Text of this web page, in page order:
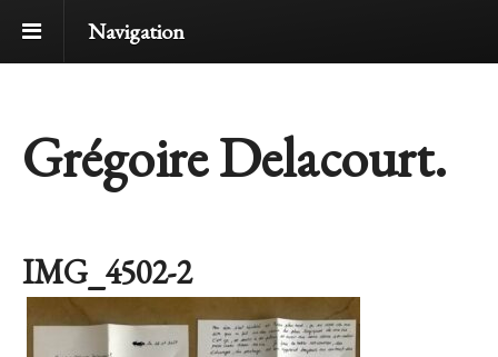
Navigation
Grégoire Delacourt.
IMG_4502-2